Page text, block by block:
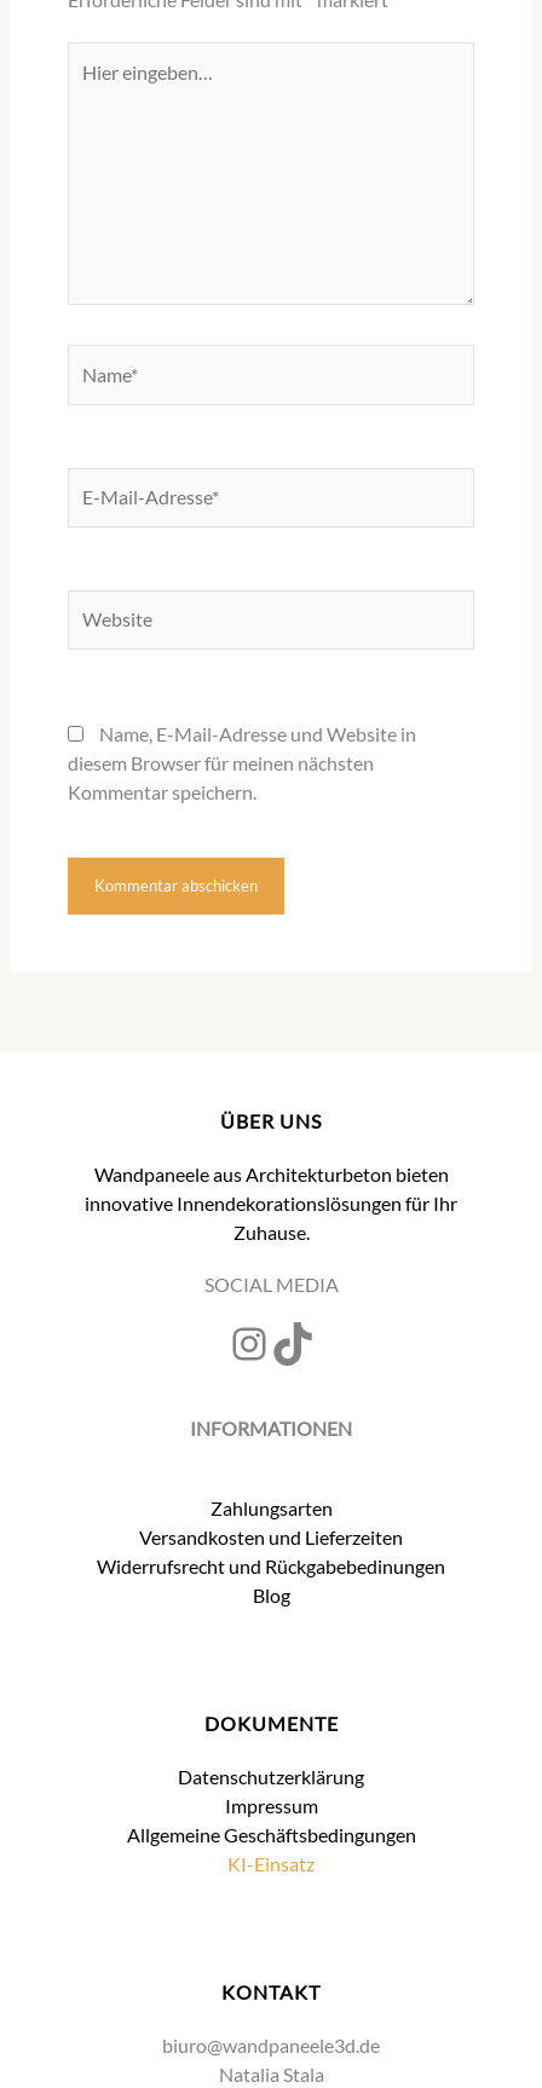
eingeben…
Mail-
Name, E-Mail-Adresse und Website in
diesem Browser für meinen nächsten
Kommentar speichern.
ÜBER UNS
Wandpaneele aus Architekturbeton bieten
innovative Innendekorationslösungen für Ihr
Zuhause.
SOCIAL MEDIA
Instagram
TikTok
INFORMATIONEN
Zahlungsarten
Versandkosten und Lieferzeiten
Widerrufsrecht und Rückgabebedinungen
Blog
DOKUMENTE
Datenschutzerklärung
Impressum
Allgemeine Geschäftsbedingungen
KI-Einsatz
KONTAKT
biuro@wandpaneele3d.de
Natalia Stala